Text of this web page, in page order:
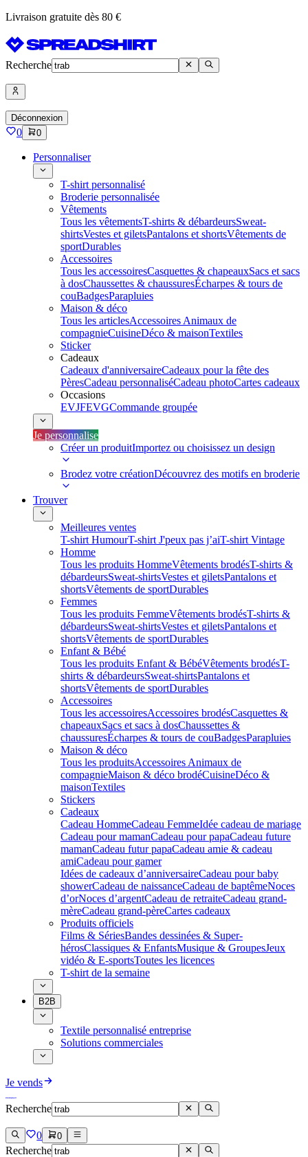
Livraison gratuite dès 80 €
Recherche
Déconnexion
0 0
Personnaliser
T-shirt personnalisé
Broderie personnalisée
Vêtements
Tous les vêtementsT-shirts & débardeursSweat-
shirtsVestes et giletsPantalons et shortsVêtements de
sportDurables
Accessoires
Tous les accessoiresCasquettes & chapeauxSacs et sacs
à dosChaussettes & chaussuresÉcharpes & tours de
couBadgesParapluies
Maison & déco
Tous les articlesAccessoires Animaux de
compagnieCuisineDéco & maisonTextiles
Sticker
Cadeaux
Cadeaux d'anniversaireCadeaux pour la fête des
PèresCadeau personnaliséCadeau photoCartes cadeaux
Occasions
EVJFEVGCommande groupée
Je personnalise
Créer un produitImportez ou choisissez un design
Brodez votre créationDécouvrez des motifs en broderie
Trouver
Meilleures ventes
T-shirt HumourT-shirt J'peux pas j’aiT-shirt Vintage
Homme
Tous les produits HommeVêtements brodésT-shirts &
débardeursSweat-shirtsVestes et giletsPantalons et
shortsVêtements de sportDurables
Femmes
Tous les produits FemmeVêtements brodésT-shirts &
débardeursSweat-shirtsVestes et giletsPantalons et
shortsVêtements de sportDurables
Enfant & Bébé
Tous les produits Enfant & BébéVêtements brodésT-
shirts & débardeursSweat-shirtsPantalons et
shortsVêtements de sportDurables
Accessoires
Tous les accessoiresAccessoires brodésCasquettes &
chapeauxSacs et sacs à dosChaussettes &
chaussuresÉcharpes & tours de couBadgesParapluies
Maison & déco
Tous les produitsAccessoires Animaux de
compagnieMaison & déco brodéCuisineDéco &
maisonTextiles
Stickers
Cadeaux
Cadeau HommeCadeau FemmeIdée cadeau de mariage​
Cadeau pour mamanCadeau pour papaCadeau future
mamanCadeau futur papaCadeau amie & cadeau
amiCadeau pour gamer
Idées de cadeaux d’anniversaireCadeau pour baby
showerCadeau de naissanceCadeau de baptêmeNoces
d’orNoces d’argentCadeau de retraiteCadeau grand-
mèreCadeau grand-pèreCartes cadeaux
Produits officiels
Films & SériesBandes dessinées & Super-
hérosClassiques & EnfantsMusique & GroupesJeux
vidéo & E-sportsToutes les licences
T-shirt de la semaine
B2B
Textile personnalisé entreprise
Solutions commerciales
Je vends
Recherche
0 0
Recherche